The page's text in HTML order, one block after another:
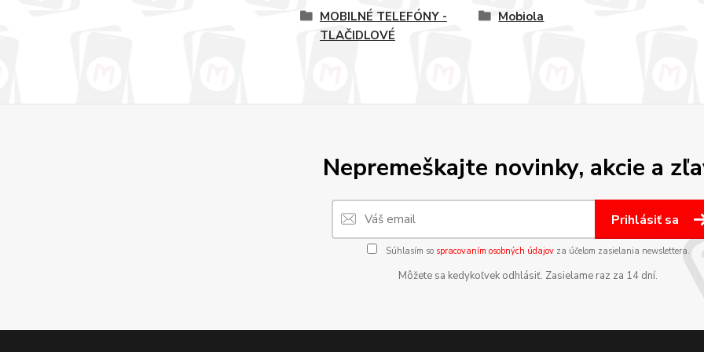
MOBILNÉ TELEFÓNY -
TLAČIDLOVÉ
Mobiola
Nepremeškajte novinky, akcie a
Prihlásiť sa
Súhlasím so spracovaním osobných údajovza účelom zasielania newslettera.
Môžete sa kedykoľvek odhlásiť. Zasielame raz za 14 dní.